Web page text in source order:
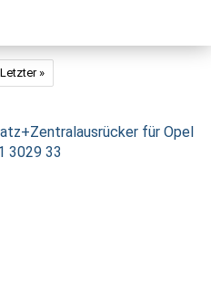
Letzter »
für Opel
3029 33